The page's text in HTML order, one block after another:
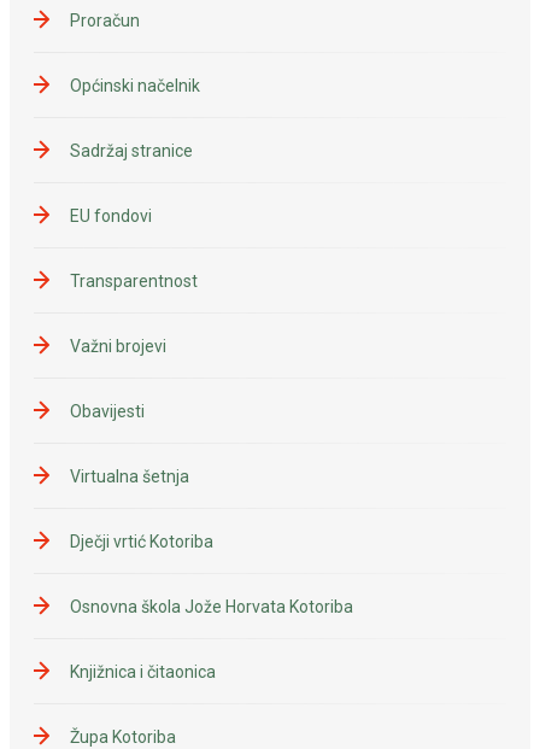
Proračun
Općinski načelnik
Sadržaj stranice
EU fondovi
Transparentnost
Važni brojevi
Obavijesti
Virtualna šetnja
Dječji vrtić Kotoriba
Osnovna škola Jože Horvata Kotoriba
Knjižnica i čitaonica
Župa Kotoriba